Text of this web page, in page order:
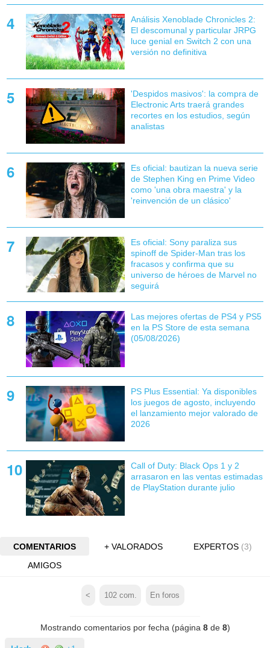
Análisis Xenoblade Chronicles 2:
El descomunal y particular JRPG
luce genial en Switch 2 con una
versión no definitiva
'Despidos masivos': la compra de
Electronic Arts traerá grandes
recortes en los estudios, según
analistas
Es oficial: bautizan la nueva serie
de Stephen King en Prime Video
como 'una obra maestra' y la
'reinvención de un clásico'
Es oficial: Sony paraliza sus
spinoff de Spider-Man tras los
fracasos y confirma que su
universo de héroes de Marvel no
seguirá
Las mejores ofertas de PS4 y PS5
en la PS Store de esta semana
(05/08/2026)
PS Plus Essential: Ya disponibles
los juegos de agosto, incluyendo
el lanzamiento mejor valorado de
2026
Call of Duty: Black Ops 1 y 2
arrasaron en las ventas estimadas
de PlayStation durante julio
COMENTARIOS + VALORADOS EXPERTOS (3)
AMIGOS
< 102com. En foros
Mostrando comentarios por fecha (página 8de 8)